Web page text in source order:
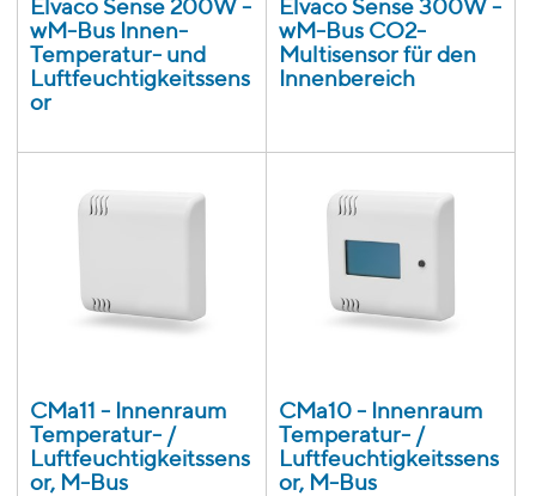
Elvaco Sense 200W -
wM-Bus Innen-
Temperatur- und
Luftfeuchtigkeitssens
or
Elvaco Sense 300W -
wM-Bus CO2-
Multisensor für den
Innenbereich
CMa11 - Innenraum
Temperatur- /
Luftfeuchtigkeitssens
or, M-Bus
CMa10 - Innenraum
Temperatur- /
Luftfeuchtigkeitssens
or, M-Bus